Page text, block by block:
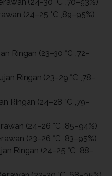
(24–25 °C ,89–95%)
Ringan (23–30 °C ,72–
Ringan (23–29 °C ,78–
Ringan (24–28 °C ,79–
(24–26 °C ,85–94%)
(23–26 °C ,83–95%)
Ringan (24–25 °C ,88–